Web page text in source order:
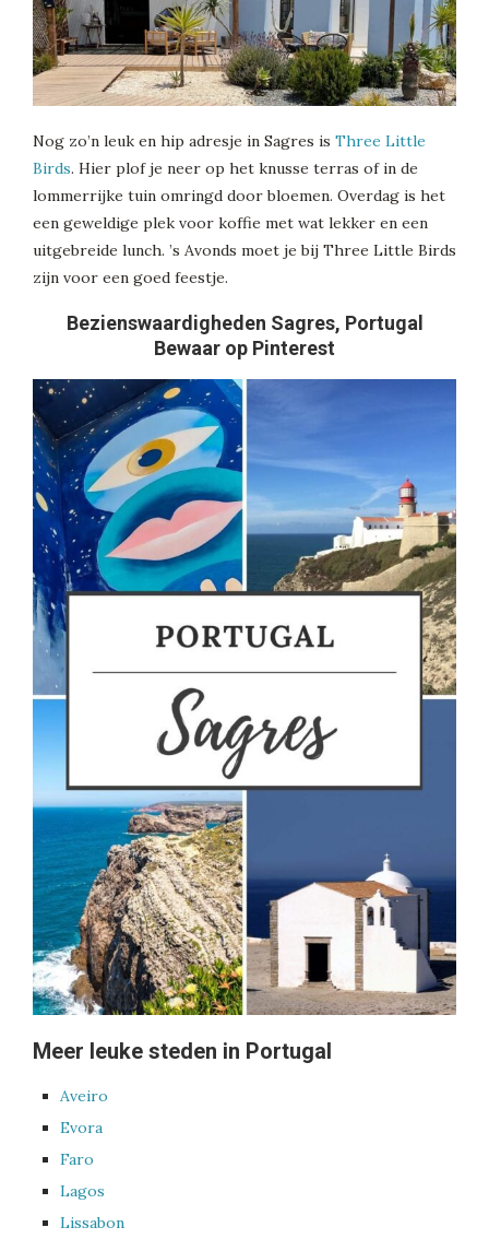
Nog zo’n leuk en hip adresje in Sagres is Three Little
Birds. Hier plof je neer op het knusse terras of in de
lommerrijke tuin omringd door bloemen. Overdag is het
een geweldige plek voor koffie met wat lekker en een
uitgebreide lunch. ’s Avonds moet je bij Three Little Birds
zijn voor een goed feestje.
Bezienswaardigheden Sagres, Portugal
Bewaar op Pinterest
Meer leuke steden in Portugal
Aveiro
Evora
Faro
Lagos
Lissabon